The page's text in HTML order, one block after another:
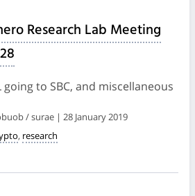
Research Lab Meeting
going to SBC, and miscellaneous
/ surae | 28 January 2019
, research